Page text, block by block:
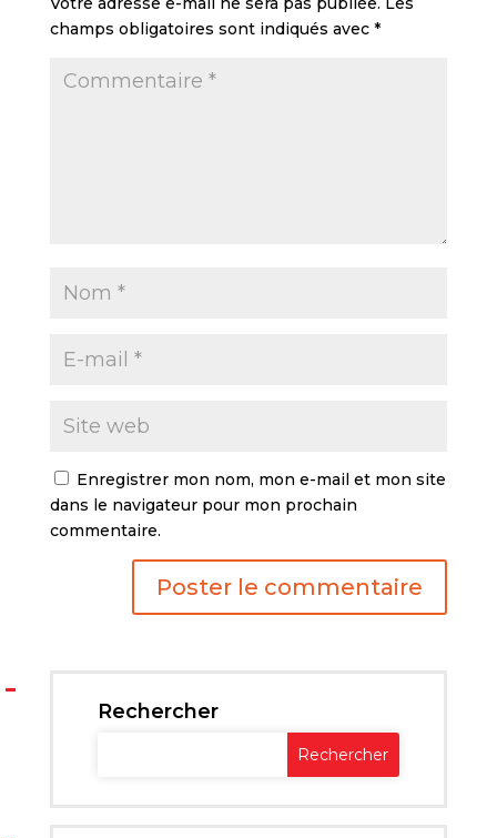
champs obligatoires sont indiqués avec *
Enregistrer mon nom, mon e-mail et mon site
dans le navigateur pour mon prochain
commentaire.
Rechercher